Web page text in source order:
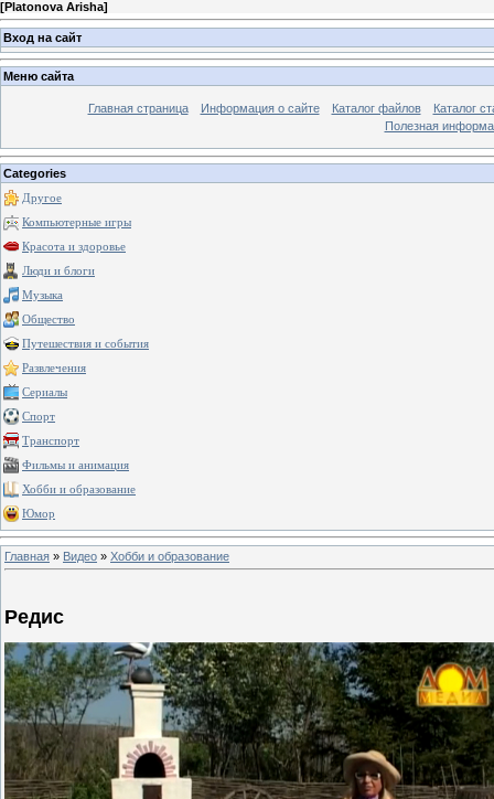
[Platonova Arisha]
Вход на сайт
Меню сайта
Главная страница Информация о сайте Каталог файлов
Каталог
Полезная
Categories
Другое
Компьютерные игры
Красота и здоровье
Люди и блоги
Музыка
Общество
Путешествия и события
Развлечения
Сериалы
Спорт
Транспорт
Фильмы и анимация
Хобби и образование
Юмор
Главная » Видео » Хобби и образование
Редис